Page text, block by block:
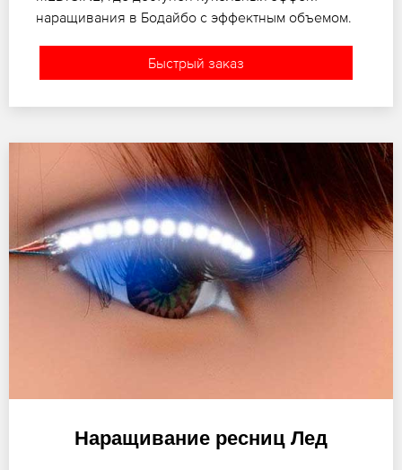
наращивания в Бодайбо с эффектным объемом.
Быстрый заказ
Наращивание ресниц Лед